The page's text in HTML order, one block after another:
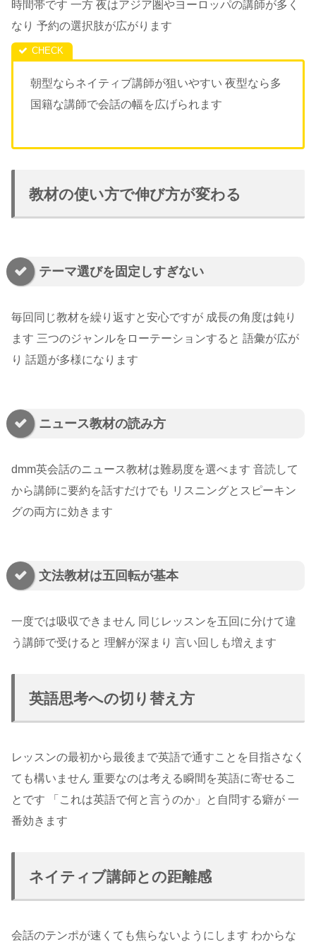
時間帯です 一方 夜はアジア圏やヨーロッパの講師が多く
なり 予約の選択肢が広がります
朝型ならネイティブ講師が狙いやすい 夜型なら多
国籍な講師で会話の幅を広げられます
教材の使い方で伸び方が変わる
テーマ選びを固定しすぎない
毎回同じ教材を繰り返すと安心ですが 成長の角度は鈍り
ます 三つのジャンルをローテーションすると 語彙が広が
り 話題が多様になります
ニュース教材の読み方
dmm英会話のニュース教材は難易度を選べます 音読して
から講師に要約を話すだけでも リスニングとスピーキン
グの両方に効きます
文法教材は五回転が基本
一度では吸収できません 同じレッスンを五回に分けて違
う講師で受けると 理解が深まり 言い回しも増えます
英語思考への切り替え方
レッスンの最初から最後まで英語で通すことを目指さなく
ても構いません 重要なのは考える瞬間を英語に寄せるこ
とです 「これは英語で何と言うのか」と自問する癖が 一
番効きます
ネイティブ講師との距離感
会話のテンポが速くても焦らないようにします わからな